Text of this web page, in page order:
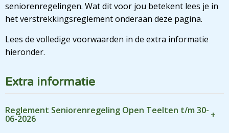
seniorenregelingen. Wat dit voor jou betekent lees je in
het verstrekkingsreglement onderaan deze pagina.
Lees de volledige voorwaarden in de extra informatie
hieronder.
Extra informatie
Reglement Seniorenregeling Open Teelten t/m 30-
06-2026